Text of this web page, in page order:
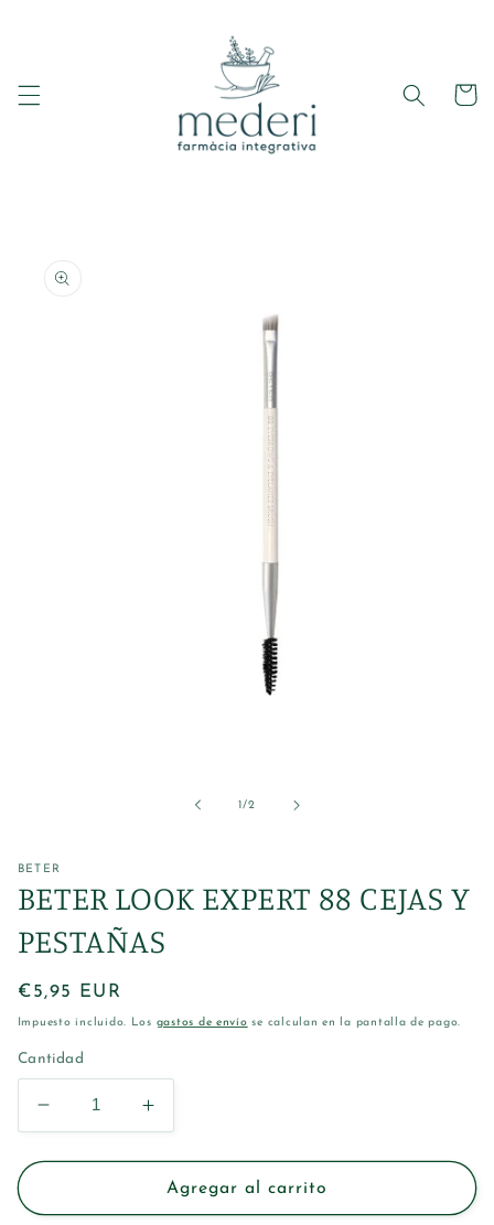
Carrito
a la
información
modal
1/de2
BETER
BETER LOOK EXPERT 88 CEJAS Y
PESTAÑAS
Precio
habitual
€5,95 EUR
Impuesto incluido. Los gastos de envío se calculan en la pantalla de pago.
Cantidad
Reducir
cantidad
para
LOOK
Aumentar
cantidad
para
BETER
LOOK
Agregar al carrito